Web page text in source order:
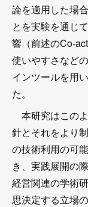
論を適用した場
とを実験を通じ
響（前述のCo-
使いやすさなど
インツールを用
た。
本研究はこの
針とそれをより
の技術利用の可
き、実践展開の
経営関連の学術
思決定する立場